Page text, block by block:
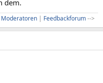
dem.
Moderatoren| Feedbackforum-->​